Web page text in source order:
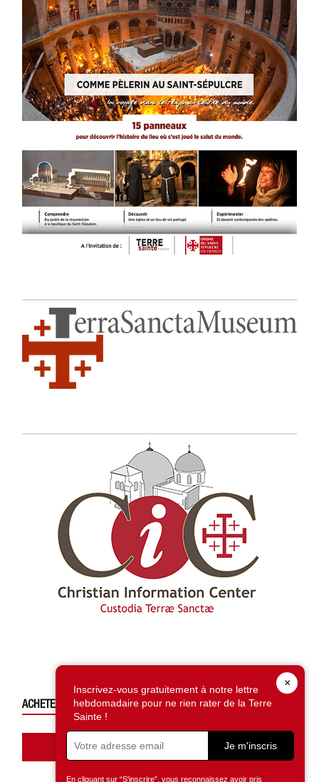
ACHETEZ CE NUMÉRO
Accédez à la boutique
×
Inscrivez-vous gratuitement à notre lettre
hebdomadaire pour ne rien rater de la Terre
Sainte !
Je m'inscris
En cliquant sur “S'inscrire”, vous reconnaissez avoir pris